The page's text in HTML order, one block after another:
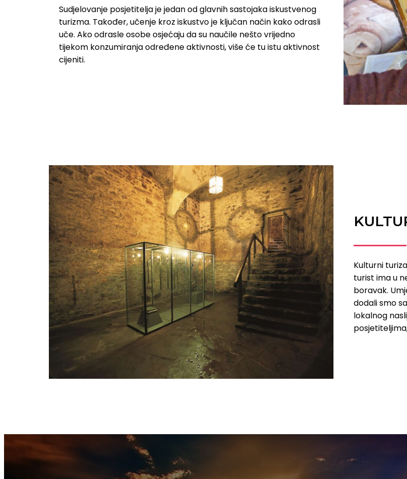
Sudjelovanje posjetitelja je jedan od glavnih sastojaka iskustvenog
turizma. Također, učenje kroz iskustvo je ključan način kako odrasli
uče. Ako odrasle osobe osjećaju da su naučile nešto vrijedno
tijekom konzumiranja određene aktivnosti, više će tu istu aktivnost
cijeniti.
Kulturni
turist ima u
boravak.
dodali smo
lokalnog